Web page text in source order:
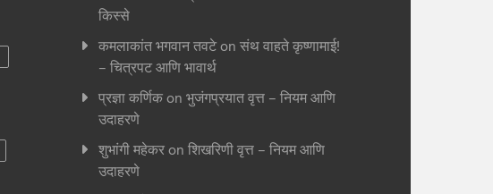
किस्से
कमलाकांत भगवान तवटेon संथ वाहते कृष्णामाई!
– चित्रपट आणि भावार्थ
प्रज्ञा कर्णिकon भुजंगप्रयात वृत्त – नियम आणि
उदाहरणे
शुभांगी महेकरon शिखरिणी वृत्त – नियम आणि
उदाहरणे